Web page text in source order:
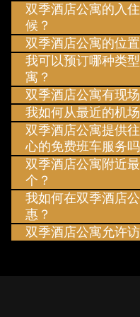
双季酒店公寓的入
候？
双季酒店公寓的位
我可以预订哪种类
寓？
双季酒店公寓有现
我如何从最近的机
双季酒店公寓提供
心的免费班车服务吗
双季酒店公寓附近
个？
我如何在双季酒店
惠？
双季酒店公寓允许